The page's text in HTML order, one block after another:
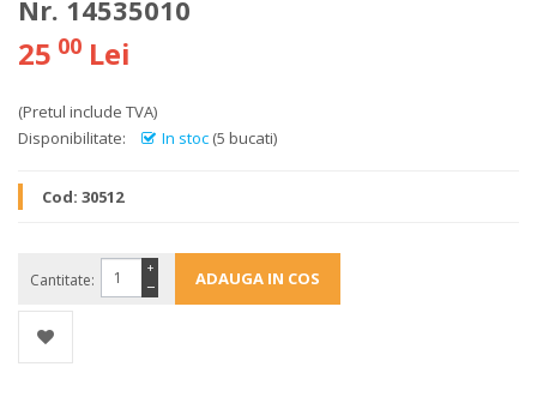
Nr. 14535010
25 00 Lei
(Pretul include TVA)
Disponibilitate:
In stoc (5 bucati)
Cod: 30512
Cantitate: −
+